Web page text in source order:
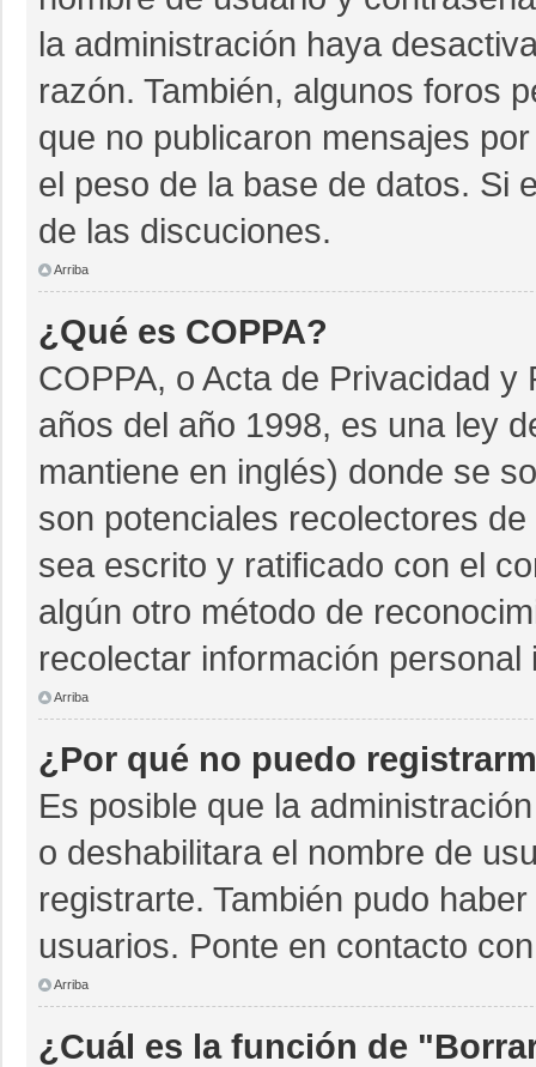
la administración haya
razón. También, algunos foros
que no publicaron mensajes
el peso de la base de datos. Si
de las discuciones.
Arriba
¿Qué es COPPA?
COPPA, o Acta de Privacidad
años del año 1998, es una ley
mantiene en inglés) donde se
son potenciales recolectores
sea escrito y ratificado con el
algún otro método de
recolectar información
Arriba
¿Por qué no puedo
Es posible que la
o deshabilitara el nombre de
registrarte. También pudo
usuarios. Ponte en contacto
Arriba
¿Cuál es la función de